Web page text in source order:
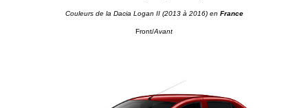
Couleurs de la Dacia Logan II (2013 à 2016) en France
Front/Avant